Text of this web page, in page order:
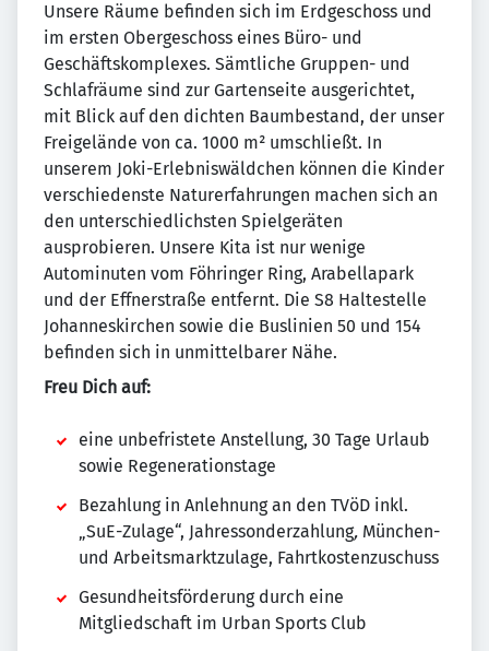
Unsere Räume befinden sich im Erdgeschoss und
im ersten Obergeschoss eines Büro- und
Geschäftskomplexes. Sämtliche Gruppen- und
Schlafräume sind zur Gartenseite ausgerichtet,
mit Blick auf den dichten Baumbestand, der unser
Freigelände von ca. 1000 m² umschließt. In
unserem Joki-Erlebniswäldchen können die Kinder
verschiedenste Naturerfahrungen machen sich an
den unterschiedlichsten Spielgeräten
ausprobieren. Unsere Kita ist nur wenige
Autominuten vom Föhringer Ring, Arabellapark
und der Effnerstraße entfernt. Die S8 Haltestelle
Johanneskirchen sowie die Buslinien 50 und 154
befinden sich in unmittelbarer Nähe.
Freu Dich auf:
eine unbefristete Anstellung, 30 Tage Urlaub
sowie Regenerationstage
Bezahlung in Anlehnung an den TVöD inkl.
„SuE-Zulage“, Jahressonderzahlung, München-
und Arbeitsmarktzulage, Fahrtkostenzuschuss
Gesundheitsförderung durch eine
Mitgliedschaft im Urban Sports Club